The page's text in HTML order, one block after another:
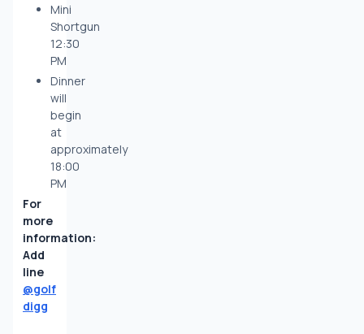
Mini
Shortgun
12:30
PM
Dinner
will
begin
at
approximately
18:00
PM
For
more
information:
Add
@golf
digg